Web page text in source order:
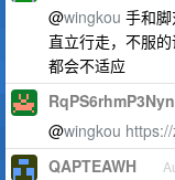
@wingkou 手和
直立行走，不服
都会不适应
@wingkou
QAPTEAWH